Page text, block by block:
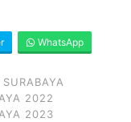
WhatsApp
2022
2023